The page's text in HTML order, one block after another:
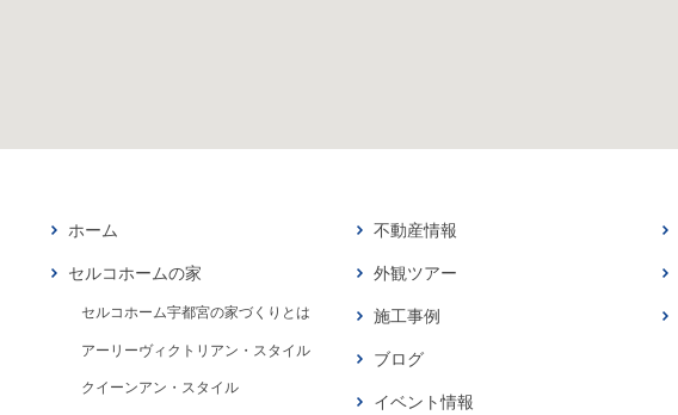
ホーム
セルコホームの家
セルコホーム宇都宮の家づくりとは
アーリーヴィクトリアン・スタイル
クイーンアン・スタイル
不動産情報
外観ツアー
施工事例
ブログ
イベント情報